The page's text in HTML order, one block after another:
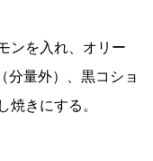
ンを入れ、オリー
分量外）、黒コショ
焼きにする。